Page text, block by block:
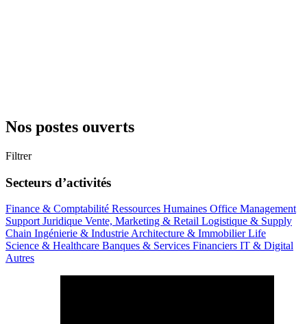
Nos postes ouverts
Filtrer
Secteurs d’activités
Finance & Comptabilité Ressources Humaines Office Management
SupportJuridique Vente, Marketing & Retail Logistique & Supply
Chain Ingénierie & IndustrieArchitecture & ImmobilierLife
Science & Healthcare Banques & Services Financiers IT & Digital
Autres